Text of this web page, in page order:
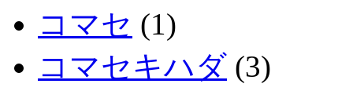
コマセ (1)
コマセキハダ (3)